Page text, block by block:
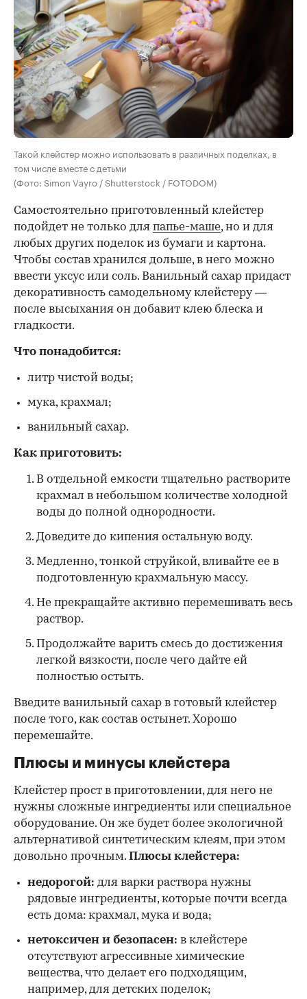
Такой клейстер можно использовать в различных поделках, в
том числе вместе с детьми
(Фото: Simon Vayro / Shutterstock / FOTODOM)
Самостоятельно приготовленный клейстер
подойдет не только для папье-маше, но и для
любых других поделок из бумаги и картона.
Чтобы состав хранился дольше, в него можно
ввести уксус или соль. Ванильный сахар придаст
декоративность самодельному клейстеру —
после высыхания он добавит клею блеска и
гладкости.
Что понадобится:
литр чистой воды;
мука, крахмал;
ванильный сахар.
Как приготовить:
В отдельной емкости тщательно растворите
крахмал в небольшом количестве холодной
воды до полной однородности.
Доведите до кипения остальную воду.
Медленно, тонкой струйкой, вливайте ее в
подготовленную крахмальную массу.
Не прекращайте активно перемешивать весь
раствор.
Продолжайте варить смесь до достижения
легкой вязкости, после чего дайте ей
полностью остыть.
Введите ванильный сахар в готовый клейстер
после того, как состав остынет. Хорошо
перемешайте.
Плюсы и минусы клейстера
Клейстер прост в приготовлении, для него не
нужны сложные ингредиенты или специальное
оборудование. Он же будет более экологичной
альтернативой синтетическим клеям, при этом
довольно прочным. Плюсы клейстера:
недорогой: для варки раствора нужны
рядовые ингредиенты, которые почти всегда
есть дома: крахмал, мука и вода;
нетоксичен и безопасен: в клейстере
отсутствуют агрессивные химические
вещества, что делает его подходящим,
например, для детских поделок;